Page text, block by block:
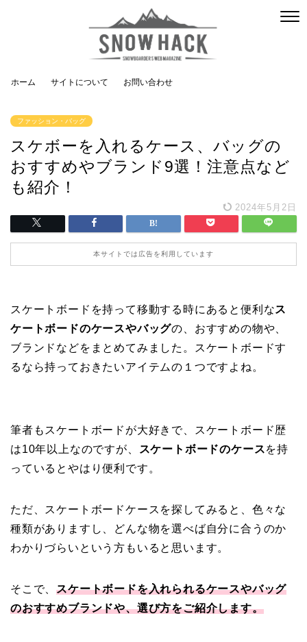
ホーム サイトについて お問い合わせ
ファッション・バッグ
スケボーを入れるケース、バッグの
おすすめやブランド9選！注意点など
も紹介！
2024年5月2日
本サイトでは広告を利用しています
スケートボードを持って移動する時にあると便利なス
ケートボードのケースやバッグの、おすすめの物や、
ブランドなどをまとめてみました。スケートボードす
るなら持っておきたいアイテムの１つですよね。
筆者もスケートボードが大好きで、スケートボード歴
は10年以上なのですが、
スケートボードのケースを持
っているとやはり便利です。
ただ、スケートボードケースを探してみると、色々な
種類がありますし、どんな物を選べば自分に合うのか
わかりづらいという方もいると思います。
そこで、スケートボードを入れられるケースやバッグ
のおすすめブランドや、選び方をご紹介します。